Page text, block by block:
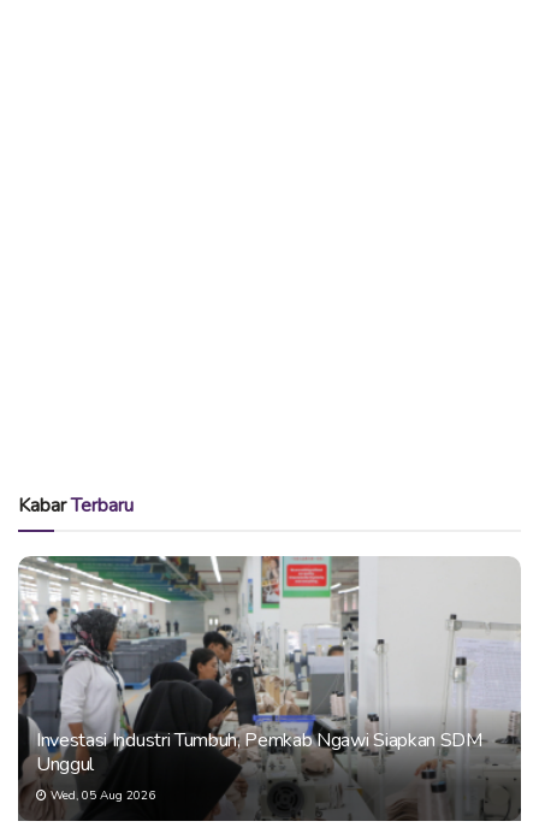
KabarTerbaru
Investasi Industri Tumbuh, Pemkab Ngawi Siapkan SDM
Unggul
Wed, 05 Aug 2026